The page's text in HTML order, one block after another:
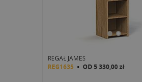
REGAŁ JAMES
REG1635 OD 5 330,00 zł